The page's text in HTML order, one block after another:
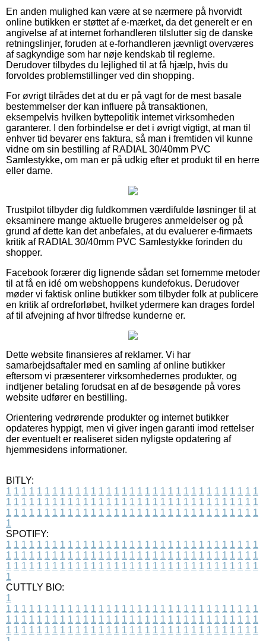
En anden mulighed kan være at se nærmere på hvorvidt
online butikken er støttet af e-mærket, da det generelt er en
angivelse af at internet forhandleren tilslutter sig de danske
retningslinjer, foruden at e-forhandleren jævnligt overværes
af sagkyndige som har nøje kendskab til reglerne.
Derudover tilbydes du lejlighed til at få hjælp, hvis du
forvoldes problemstillinger ved din shopping.
For øvrigt tilrådes det at du er på vagt for de mest basale
bestemmelser der kan influere på transaktionen,
eksempelvis hvilken byttepolitik internet virksomheden
garanterer. I den forbindelse er det i øvrigt vigtigt, at man til
enhver tid bevarer ens faktura, så man i fremtiden vil kunne
vidne om sin bestilling af RADIAL 30/40mm PVC
Samlestykke, om man er på udkig efter et produkt til en herre
eller dame.
Trustpilot tilbyder dig fuldkommen værdifulde løsninger til at
eksaminere mange aktuelle brugeres anmeldelser og på
grund af dette kan det anbefales, at du evaluerer e-firmaets
kritik af RADIAL 30/40mm PVC Samlestykke forinden du
shopper.
Facebook forærer dig lignende sådan set fornemme metoder
til at få en idé om webshoppens kundefokus. Derudover
møder vi faktisk online butikker som tilbyder folk at publicere
en kritik af ordreforløbet, hvilket ydermere kan drages fordel
af til afvejning af hvor tilfredse kunderne er.
Dette website finansieres af reklamer. Vi har
samarbejdsaftaler med en samling af online butikker
eftersom vi præsenterer virksomhedernes produkter, og
indtjener betaling forudsat en af de besøgende på vores
website udfører en bestilling.
Orientering vedrørende produkter og internet butikker
opdateres hyppigt, men vi giver ingen garanti imod rettelser
der eventuelt er realiseret siden nyligste opdatering af
hjemmesidens informationer.
BITLY:
1 1 1 1 1 1 1 1 1 1 1 1 1 1 1 1 1 1 1 1 1 1 1 1 1 1 1 1 1 1 1 1 1
1 1 1 1 1 1 1 1 1 1 1 1 1 1 1 1 1 1 1 1 1 1 1 1 1 1 1 1 1 1 1 1 1
1 1 1 1 1 1 1 1 1 1 1 1 1 1 1 1 1 1 1 1 1 1 1 1 1 1 1 1 1 1 1 1 1
1
SPOTIFY:
1 1 1 1 1 1 1 1 1 1 1 1 1 1 1 1 1 1 1 1 1 1 1 1 1 1 1 1 1 1 1 1 1
1 1 1 1 1 1 1 1 1 1 1 1 1 1 1 1 1 1 1 1 1 1 1 1 1 1 1 1 1 1 1 1 1
1 1 1 1 1 1 1 1 1 1 1 1 1 1 1 1 1 1 1 1 1 1 1 1 1 1 1 1 1 1 1 1 1
1
CUTTLY BIO:
1
1 1 1 1 1 1 1 1 1 1 1 1 1 1 1 1 1 1 1 1 1 1 1 1 1 1 1 1 1 1 1 1 1
1 1 1 1 1 1 1 1 1 1 1 1 1 1 1 1 1 1 1 1 1 1 1 1 1 1 1 1 1 1 1 1 1
1 1 1 1 1 1 1 1 1 1 1 1 1 1 1 1 1 1 1 1 1 1 1 1 1 1 1 1 1 1 1 1 1